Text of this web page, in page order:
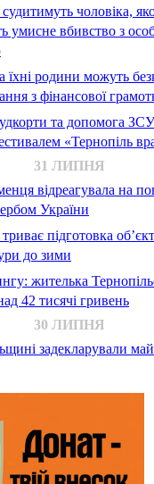
чоловіка,
умисне вбивство з
їхні родини можуть
з фінансової
та допомога
«Тернопіль
31 ЛИПНЯ
відреагувала на
України
підготовка
до зими
жителька
42 тисячі гривень
30 ЛИПНЯ
задекларували